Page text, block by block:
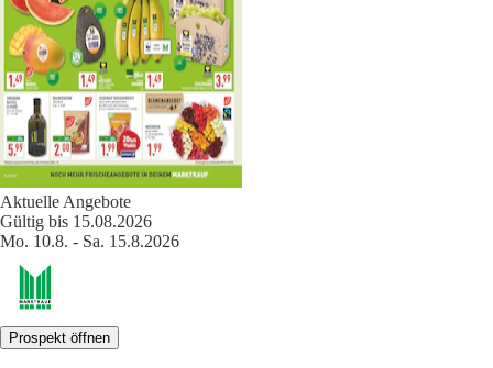
Aktuelle Angebote
Gültig bis 15.08.2026
Mo. 10.8. - Sa. 15.8.2026
Prospekt öffnen